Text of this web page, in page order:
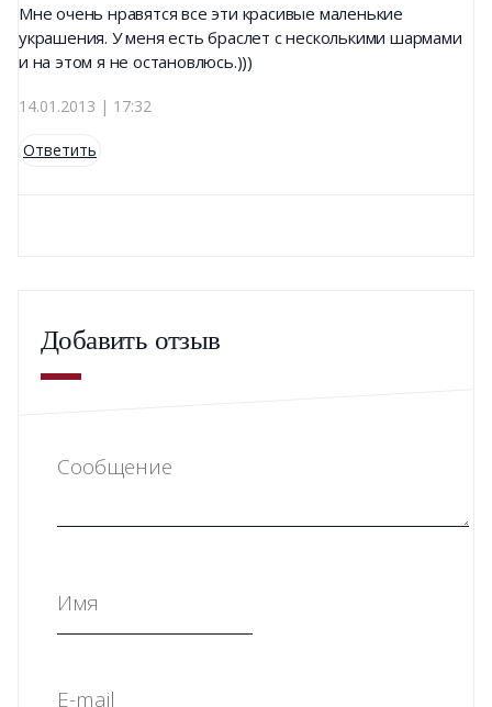
Мне очень нравятся все эти красивые маленькие
украшения. У меня есть браслет с несколькими шармами
и на этом я не остановлюсь.)))
14.01.2013 | 17:32
Ответить
Добавить отзыв